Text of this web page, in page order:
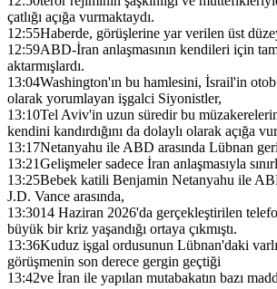
çatlığı açığa vurmaktaydı.
12:55Haberde, görüşlerine yar verilen üst
12:59ABD-İran anlaşmasının kendileri için
aktarmışlardı.
13:04Washington'ın bu hamlesini, İsrail'in
olarak yorumlayan işgalci Siyonistler,
13:10Tel Aviv'in uzun süredir bu
kendini kandırdığını da dolaylı olarak açığa
13:17Netanyahu ile ABD arasında Lübnan
13:21Gelişmeler sadece İran anlaşmasıyla
13:25Bebek katili Benjamin Netanyahu ile
J.D. Vance arasında,
13:3014 Haziran 2026'da gerçekleştirilen
büyük bir kriz yaşandığı ortaya çıkmıştı.
13:36Kuduz işgal ordusunun Lübnan'daki
görüşmenin son derece gergin geçtiği
13:42ve İran ile yapılan mutabakatın bazı